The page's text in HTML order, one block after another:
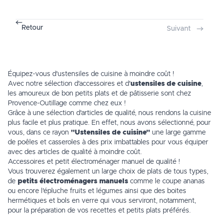
Retour Suivant
Équipez-vous d'ustensiles de cuisine à moindre coût !
Avec notre sélection d'accessoires et d'ustensiles de cuisine,
les amoureux de bon petits plats et de pâtisserie sont chez
Provence-Outillage comme chez eux !
Grâce à une sélection d'articles de qualité, nous rendons la cuisine
plus facile et plus pratique. En effet, nous avons sélectionné, pour
vous, dans ce rayon "Ustensiles de cuisine" une large gamme
de poêles et casseroles à des prix imbattables pour vous équiper
avec des articles de qualité à moindre coût.
Accessoires et petit électroménager manuel de qualité !
Vous trouverez également un large choix de plats de tous types,
de petits électroménagers manuels comme le coupe ananas
ou encore l'épluche fruits et légumes ainsi que des boites
hermétiques et bols en verre qui vous serviront, notamment,
pour la préparation de vos recettes et petits plats préférés.